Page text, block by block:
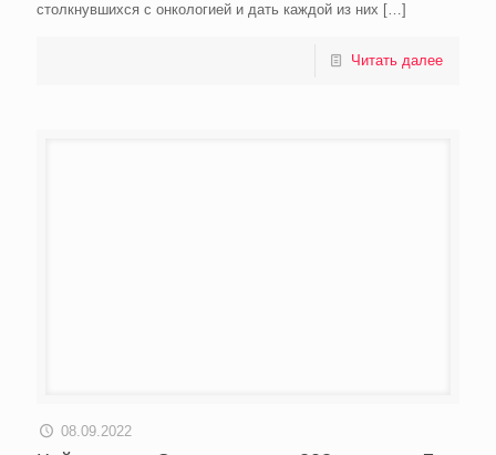
столкнувшихся с онкологией и дать каждой из них […]
Читать далее
08.09.2022